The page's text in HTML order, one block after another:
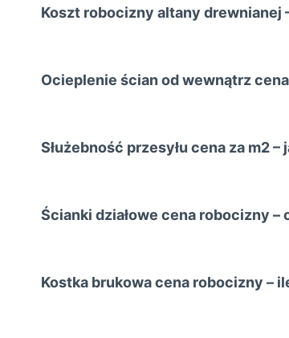
Koszt robocizny altany drewnianej
Ocieplenie ścian od wewnątrz
Służebność przesyłu cena za m2
Ścianki działowe cena robocizny –
Kostka brukowa cena robocizny –